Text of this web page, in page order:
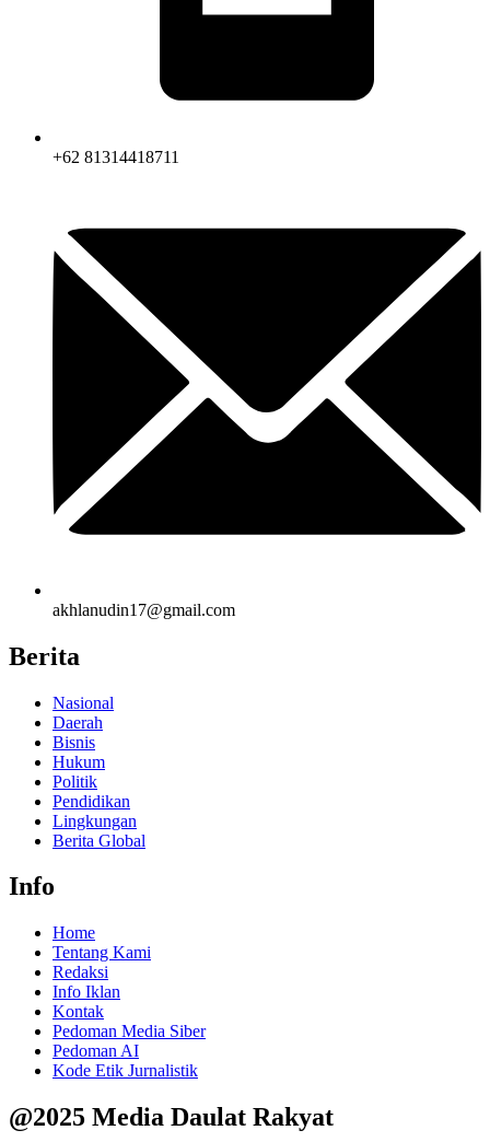
+62 81314418711
akhlanudin17@gmail.com
Berita
Nasional
Daerah
Bisnis
Hukum
Politik
Pendidikan
Lingkungan
Berita Global
Info
Home
Tentang Kami
Redaksi
Info Iklan
Kontak
Pedoman Media Siber
Pedoman AI
Kode Etik Jurnalistik
@2025 Media Daulat Rakyat